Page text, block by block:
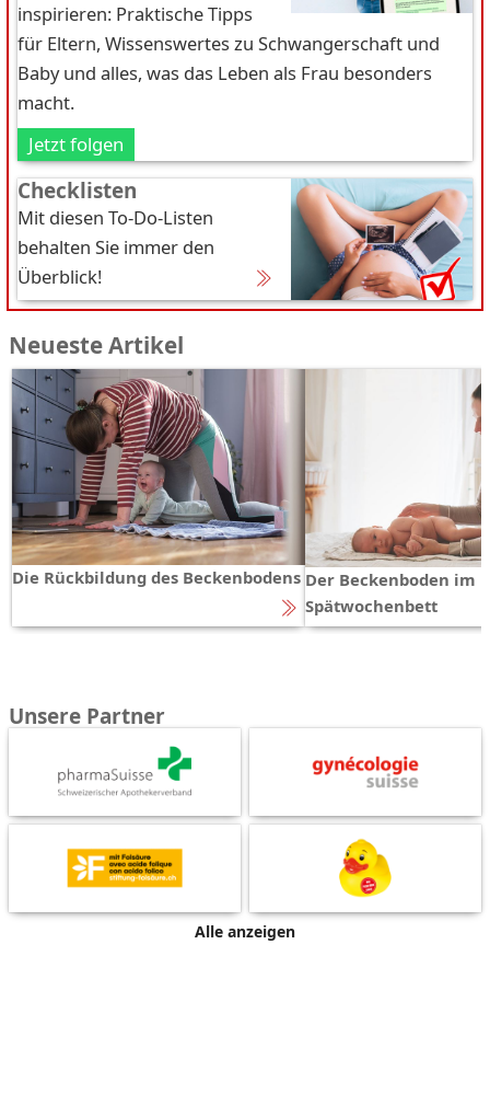
inspirieren: Praktische Tipps
für Eltern, Wissenswertes zu Schwangerschaft und
Baby und alles, was das Leben als Frau besonders
macht.
Jetzt folgen
Checklisten
Mit diesen To-Do-Listen
behalten Sie immer den
Überblick!
Neueste Artikel
Die Rückbildung des Beckenbodens Der Beckenboden im
Spätwochenbett
Unsere Partner
Alle anzeigen